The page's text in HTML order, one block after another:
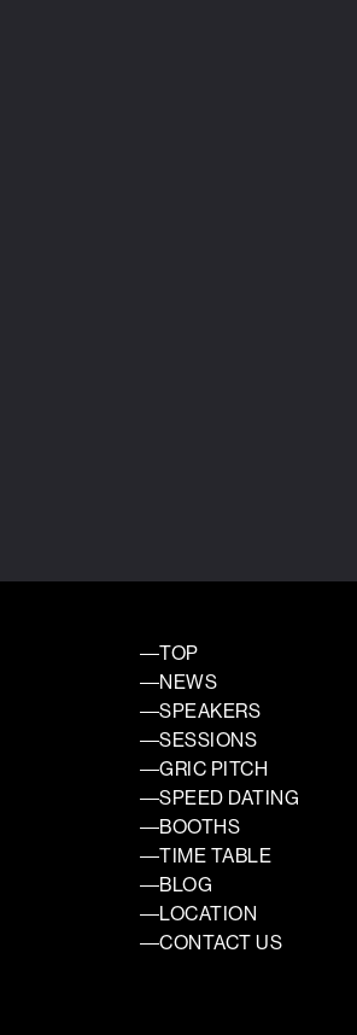
TOP
NEWS
SPEAKERS
SESSIONS
GRIC PITCH
SPEED DATING
BOOTHS
TIME TABLE
BLOG
LOCATION
CONTACT US